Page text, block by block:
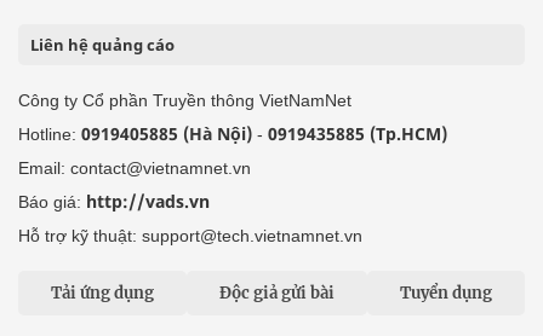
Liên hệ quảng cáo
Công ty Cổ phần Truyền thông VietNamNet
Hotline: 0919405885 (Hà Nội) - 0919435885 (Tp.HCM)
Email: contact@vietnamnet.vn
Báo giá: http://vads.vn
Hỗ trợ kỹ thuật: support@tech.vietnamnet.vn
Tải ứng dụng Độc giả gửi bài Tuyển dụng